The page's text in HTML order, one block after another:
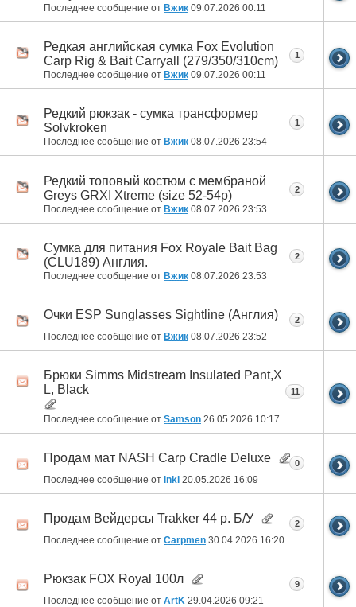
Последнее сообщение от Вжик 09.07.2026 00:11
Редкая английская сумка Fox Evolution
Carp Rig & Bait Carryall (279/350/310cm)
Последнее сообщение от Вжик 09.07.2026 00:11
1
Редкий рюкзак - сумка трансформер
Solvkroken
Последнее сообщение от Вжик 08.07.2026 23:54
1
Редкий топовый костюм с мембраной
Greys GRXI Xtreme (size 52-54р)
Последнее сообщение от Вжик 08.07.2026 23:53
2
Сумка для питания Fox Royale Bait Bag
(CLU189) Англия.
Последнее сообщение от Вжик 08.07.2026 23:53
2
Очки ESP Sunglasses Sightline (Англия)
Последнее сообщение от Вжик 08.07.2026 23:52
2
Брюки Simms Midstream Insulated Pant,X
L, Black
Последнее сообщение от Samson 26.05.2026 10:17
11
Продам мат NASH Carp Cradle Deluxe
Последнее сообщение от inki 20.05.2026 16:09
0
Продам Вейдерсы Trakker 44 р. Б/У
Последнее сообщение от Carpmen 30.04.2026 16:20
2
Рюкзак FOX Royal 100л
Последнее сообщение от ArtK 29.04.2026 09:21
9